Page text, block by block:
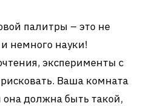
палитры – это не
немного науки!
эксперименты с
Ваша комната
должна быть такой,